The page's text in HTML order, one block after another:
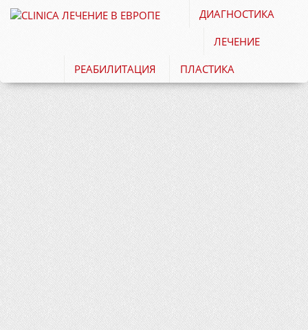
ДИАГНОСТИКА
ЛЕЧЕНИЕ
РЕАБИЛИТАЦИЯ
ПЛАСТИКА